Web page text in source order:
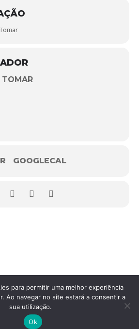
TOMAR
GOOGLECAL
Portuguesa do Caminho de Santiago
para permitir uma melhor experiência
Ao navegar no site estará a consentir a
sua utilização.
Ok